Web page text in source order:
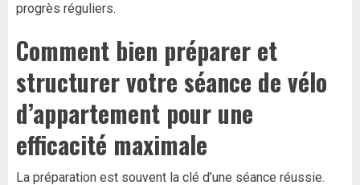
progrès réguliers.
Comment bien préparer et
structurer votre séance de vélo
d’appartement pour une
efficacité maximale
La préparation est souvent la clé d’une séance réussie.